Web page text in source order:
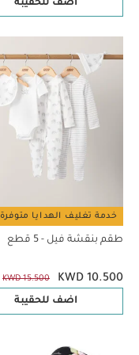
اضف للحقيبة
خدمة تغليف الهدايا متوفرة
طقم بنقشة فيل - 5 قطع
KWD 10.500
KWD 15.500
اضف للحقيبة